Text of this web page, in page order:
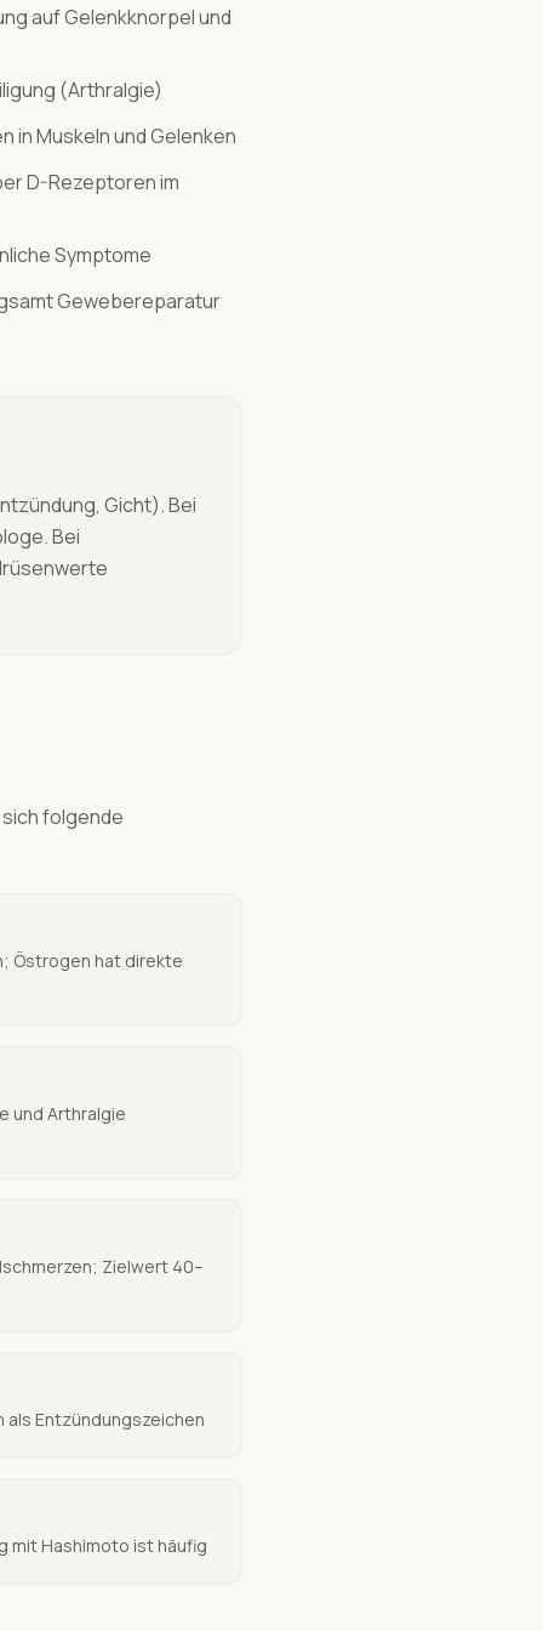
auf Gelenkknorpel und
(Arthralgie)
in Muskeln und Gelenken
D-Rezeptoren im
Symptome
Gewebereparatur
Gicht). Bei
Bei
folgende
Östrogen hat direkte
und Arthralgie
Zielwert 40–
Entzündungszeichen
mit Hashimoto ist häufig